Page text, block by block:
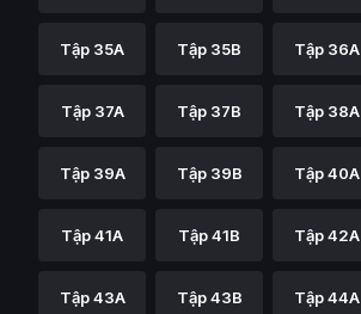
Tập 35A Tập 35B Tập 36A
Tập 37A Tập 37B Tập 38A
Tập 39A Tập 39B Tập 40A
Tập 41A Tập 41B Tập 42A
Tập 43A Tập 43B Tập 44A